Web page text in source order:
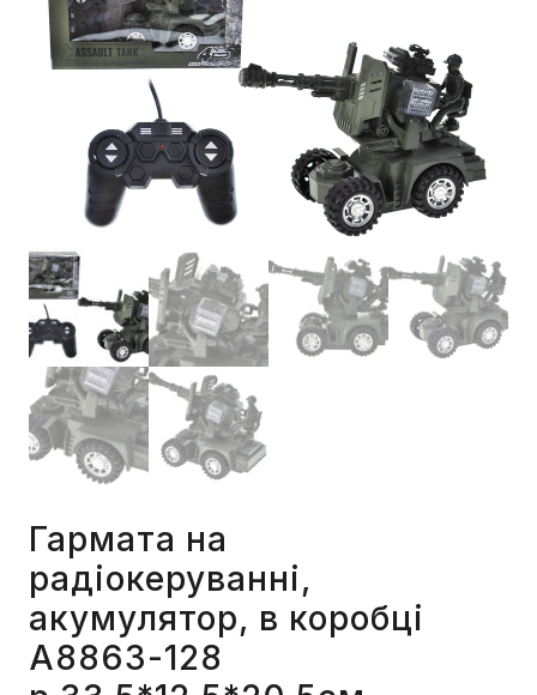
Гармата на
радіокеруванні,
акумулятор, в коробці
A8863-128